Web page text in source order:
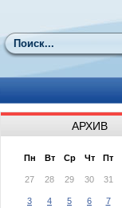
Поиск
АРХИВ
Пн Вт Ср Чт Пт
27 28 29 30 31
3 4 5 6 7